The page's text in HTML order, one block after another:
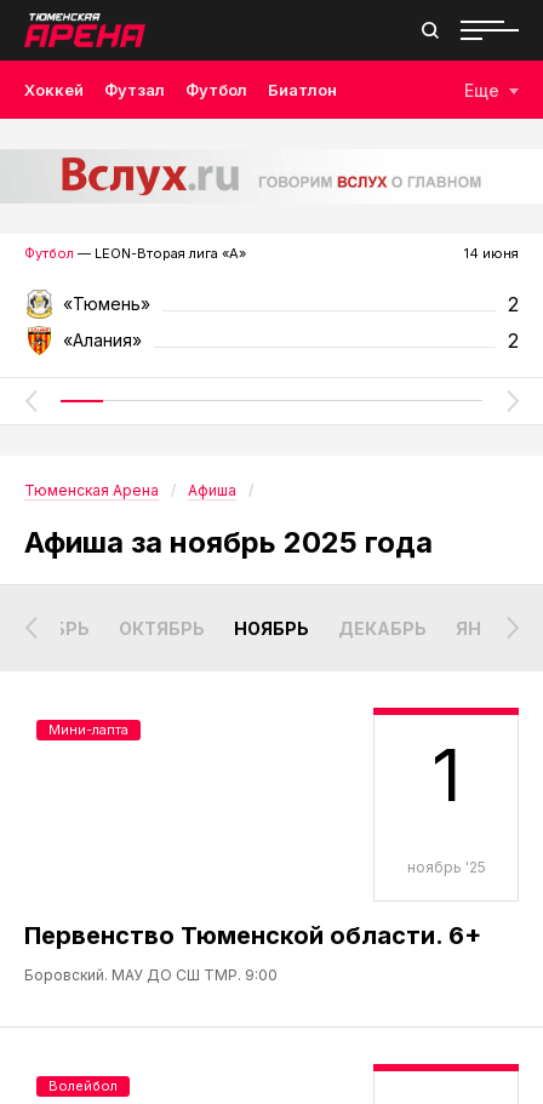
Хоккей Футзал Футбол Биатлон Еще
Футбол — LEON-Вторая лига «А» 14 июня
«Тюмень» 2
«Алания» 2
Тюменская Арена Афиша
Афиша за ноябрь 2025 года
ОКТЯБРЬ НОЯБРЬ ДЕКАБРЬ ЯНВАРЬ
1
ноябрь '25
Первенство Тюменской области. 6+
Боровский. МАУ ДО СШ ТМР. 9:00
Мини-лапта
Волейбол